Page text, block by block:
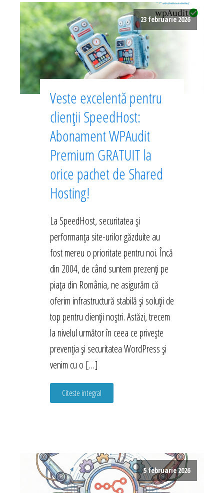
23 februarie 2026
Veste excelentă pentru
clienții SpeedHost:
Abonament WPAudit
Premium GRATUIT la
orice pachet de Shared
Hosting!
La SpeedHost, securitatea și
performanța site-urilor găzduite au
fost mereu o prioritate pentru noi. Încă
din 2004, de când suntem prezenți pe
piața din România, ne asigurăm că
oferim infrastructură stabilă și soluții de
top pentru clienții noștri. Astăzi, trecem
la nivelul următor în ceea ce privește
prevenția și securitatea WordPress și
venim cu o […]
Citeste integral
5 februarie 2026